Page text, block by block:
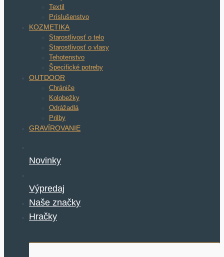
Textil
Príslušenstvo
KOZMETIKA
Starostlivosť o telo
Starostlivosť o vlasy
Tehotenstvo
Špecifické potreby
OUTDOOR
Chrániče
Kolobežky
Odrážadlá
Prilby
GRAVÍROVANIE
Novinky
Výpredaj
Naše značky
Hračky